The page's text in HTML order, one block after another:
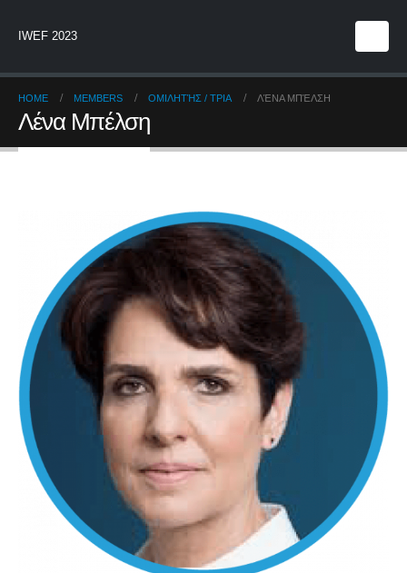
IWEF 2023
HOME MEMBERS ΟΜΙΛΗΤΉΣ / ΤΡΙΑ ΛΈΝΑ ΜΠΈΛΣΗ
Λένα Μπέλση